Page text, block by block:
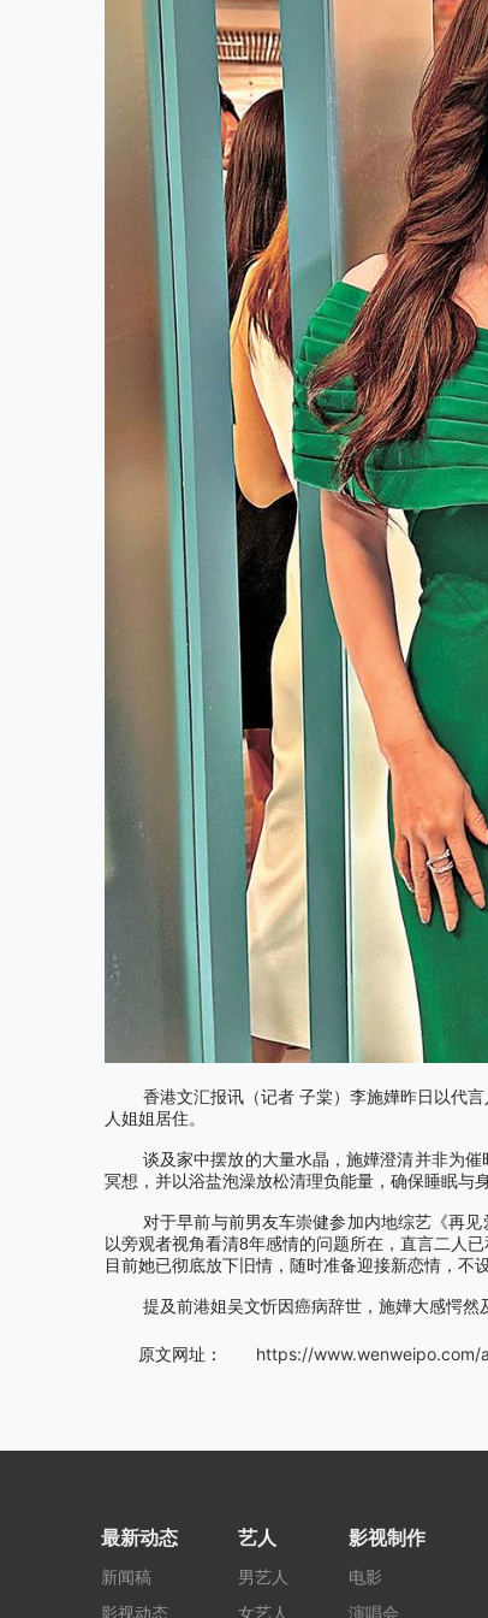
香港文汇报讯（记者 子棠）李施嬅昨日以代
人姐姐居住。
谈及家中摆放的大量水晶，施嬅澄清并非为
冥想，并以浴盐泡澡放松清理负能量，确保睡眠与
对于早前与前男友车崇健参加内地综艺《再见
以旁观者视角看清8年感情的问题所在，直言二人
目前她已彻底放下旧情，随时准备迎接新恋情，不
提及前港姐吴文忻因癌病辞世，施嬅大感愕
原文网址 ： https://
最新动态
新闻稿
影视动态
艺人
男艺人
女艺人
影视制作
电影
演唱会